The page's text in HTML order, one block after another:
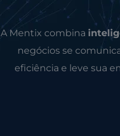
A Mentix combina
negócios se
eficiência e leve sua